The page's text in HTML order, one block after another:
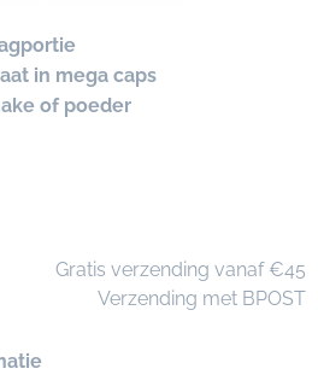
in mega caps
of poeder
🚚 Gratis verzending vanaf €45
📦 Verzending met BPOST